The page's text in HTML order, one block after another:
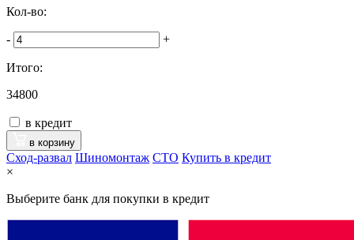
Кол-во:
- +
Итого:
34800
в кредит
в корзину
Сход-развал Шиномонтаж CTO Купить в кредит
×
Выберите банк для покупки в кредит